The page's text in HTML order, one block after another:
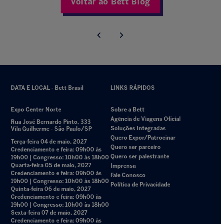
DATA E LOCAL - Bett Brasil
Expo Center Norte
Rua José Bernardo Pinto, 333
Vila Guilherme - São Paulo/SP
Terça-feira 04 de maio, 2027
Credenciamento e feira: 09h00 às
19h00 | Congresso: 10h00 às 18h00
Quarta-feira 05 de maio, 2027
Credenciamento e feira: 09h00 às
19h00 | Congresso: 10h00 às 18h00
Quinta-feira 06 de maio, 2027
Credenciamento e feira: 09h00 às
19h00 | Congresso: 10h00 às 18h00
Sexta-feira 07 de maio, 2027
Credenciamento e feira: 09h00 às
LINKS RÁPIDOS
Sobre a Bett
Agência de Viagens Oficial
Soluções Integradas
Quero Expor/Patrocinar
Quero ser parceiro
Quero ser palestrante
Imprensa
Fale Conosco
Política de Privacidade